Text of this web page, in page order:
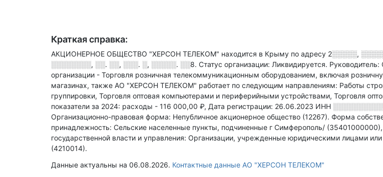
Краткая справка:
АКЦИОНЕРНОЕ ОБЩЕСТВО "ХЕРСОН ТЕЛЕКОМ" находится в Крыму по адресу 2░░░░░,
░░░░░░░░, ░░. ░░, ░░░. ░, ░░░░░. ░░8. Статус организации: Ликвидируется. Руководитель:
организации - Торговля розничная телекоммуникационным оборудованием, включая
магазинах, также АО "ХЕРСОН ТЕЛЕКОМ" работает по следующим направлениям: Работы
группировки, Торговля оптовая компьютерами и периферийными устройствами, Торговля
показатели за 2024: расходы - 116 000,00 ₽, Дата регистрации: 26.06.2023 ИНН ░░░░░░░░░░
Организационно-правовая форма: Непубличное акционерное общество (12267). Форма
принадлежность: Сельские населенные пункты, подчиненные г Симферополь/
государственной власти и управления: Организации, учрежденные юридическими лицами
(4210014).
Данные актуальны на 06.08.2026. Контактные данные АО "ХЕРСОН ТЕЛЕКОМ"